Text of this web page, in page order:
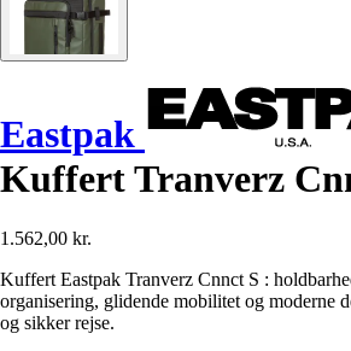
Eastpak
Kuffert Tranverz
1.562,00 kr.
Kuffert Eastpak Tranverz Cnnct S :
organisering, glidende mobilitet og moderne
og sikker rejse.